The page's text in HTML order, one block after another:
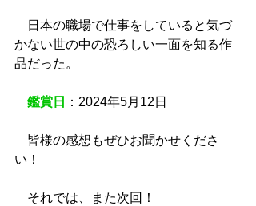
日本の職場で仕事をしていると気づ
かない世の中の恐ろしい一面を知る作
品だった。
鑑賞日 ：2024年5月12日
皆様の感想もぜひお聞かせくださ
い！
それでは、また次回！